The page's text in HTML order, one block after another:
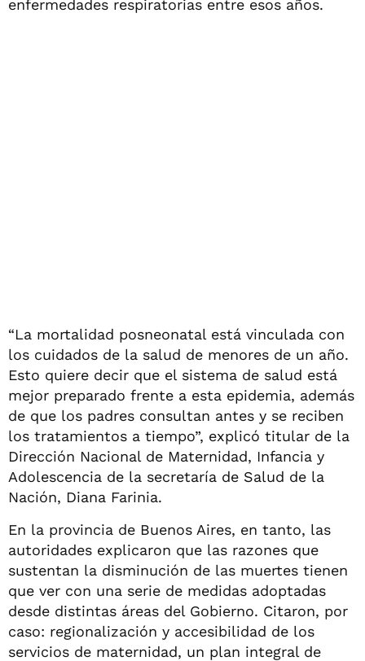
enfermedades respiratorias entre esos años.
“La mortalidad posneonatal está vinculada con
los cuidados de la salud de menores de un año.
Esto quiere decir que el sistema de salud está
mejor preparado frente a esta epidemia, además
de que los padres consultan antes y se reciben
los tratamientos a tiempo”, explicó titular de la
Dirección Nacional de Maternidad, Infancia y
Adolescencia de la secretaría de Salud de la
Nación, Diana Farinia.
En la provincia de Buenos Aires, en tanto, las
autoridades explicaron que las razones que
sustentan la disminución de las muertes tienen
que ver con una serie de medidas adoptadas
desde distintas áreas del Gobierno. Citaron, por
caso: regionalización y accesibilidad de los
servicios de maternidad, un plan integral de